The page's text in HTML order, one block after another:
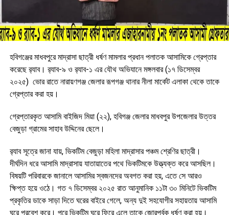
হবিগঞ্জের মাধবপুরে মাদ্রাসা ছাত্রী ধর্ষণ মামলার প্রধান পলাতক আসামিকে গ্রেপ্তার
করেছে র‌্যাব। র‌্যাব-৯ ও র‌্যাব-১ এর যৌথ অভিযানে মঙ্গলবার (১৭ ডিসেম্বর
২০২৫) ভোর রাতে নারায়ণগঞ্জ জেলার রূপগঞ্জ থানার নীলা মার্কেট এলাকা থেকে তাকে
গ্রেপ্তার করা হয়।
গ্রেপ্তারকৃত আসামি বাইজিদ মিয়া (২২), হবিগঞ্জ জেলার মাধবপুর উপজেলার উত্তর
বেজুড়া গ্রামের সাহাব উদ্দিনের ছেলে।
র‌্যাব সূত্রে জানা যায়, ভিকটিম বেজুড়া মহিলা মাদ্রাসার পঞ্চম শ্রেণির ছাত্রী।
দীর্ঘদিন ধরে আসামি মাদ্রাসায় যাতায়াতের পথে ভিকটিমকে উত্ত্যক্ত করে আসছিল।
বিষয়টি পরিবারকে জানালে আসামির স্বজনদের অবগত করা হয়, এতে সে আরও
ক্ষিপ্ত হয়ে ওঠে। গত ৭ ডিসেম্বর ২০২৫ রাত আনুমানিক ১১টা ৩০ মিনিটে ভিকটিম
প্রকৃতির ডাকে সাড়া দিতে ঘরের বাইরে গেলে, অন্য দুই সহযোগীর সহায়তায় আসামি
ঘরে প্রবেশ করে। পরে ভিকটিম ঘরে ফিরে এলে তাকে জোরপূর্বক ধর্ষণ করা হয়।